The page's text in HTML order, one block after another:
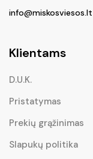
info@miskosviesos.lt
Klientams
D.U.K.
Pristatymas
Prekių grąžinimas
Slapukų politika